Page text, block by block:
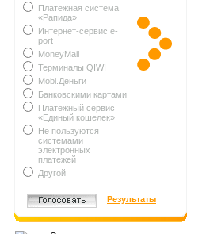
Платежная система
«Рапида»
Интернет-сервис e-
port
MoneyMail
Терминалы QIWI
Mobi.Деньги
Банковскими картами
Платежный сервис
«Единый кошелек»
Не пользуются
системами
электронных
платежей
Другой
Результаты